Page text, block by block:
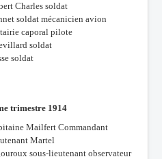
Charles soldat
soldat mécanicien avion
caporal pilote
soldat
soldat
trimestre 1914
Mailfert Commandant
Martel
sous-lieutenant observateur